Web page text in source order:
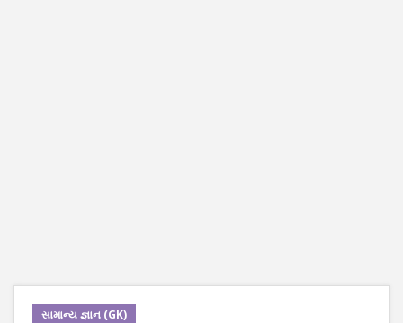
સામાન્ય જ્ઞાન (GK)